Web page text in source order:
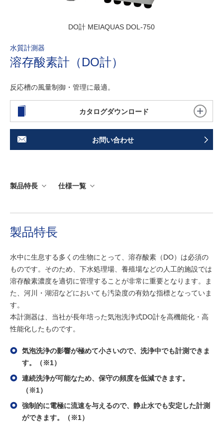
DO計 MEIAQUAS DOL-750
水質計測器
溶存酸素計（DO計）
反応槽の風量制御・管理に最適。
カタログダウンロード
お問い合わせ
製品特長 仕様一覧
製品特長
水中に生息する多くの生物にとって、溶存酸素（DO）は必須の
ものです。そのため、下水処理場、養殖場などの人工的施設では
溶存酸素濃度を適切に管理することが非常に重要となります。ま
た、河川・湖沼などにおいても汚染度の有効な指標となっていま
す。
本計測器は、当社が長年培った気泡洗浄式DO計を高機能化・高
性能化したものです。
気泡洗浄の影響が極めて小さいので、洗浄中でも計測できま
す。（※1）
連続洗浄が可能なため、保守の頻度を低減できます。
（※1）
強制的に電極に流速を与えるので、静止水でも安定した計測
ができます。（※1）